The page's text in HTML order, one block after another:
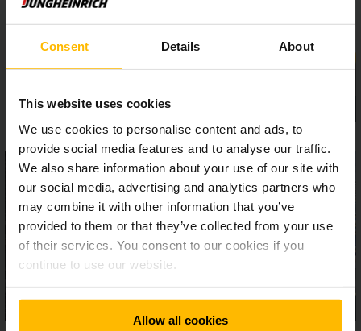
Consent Details About
This website uses cookies
We use cookies to personalise content and ads, to
provide social media features and to analyse our traffic.
We also share information about your use of our site with
our social media, advertising and analytics partners who
may combine it with other information that you’ve
provided to them or that they’ve collected from your use
of their services. You consent to our cookies if you
continue to use our website.
Allow all cookies
elettricamente, agli spaziosi vani portaoggetti e alle
numerose opzioni di allestimento per meglio adattarsi ai